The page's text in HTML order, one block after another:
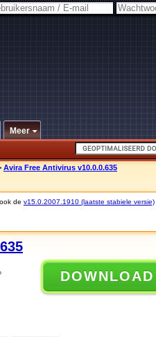
Meer
Avira Free Antivirus v10.0.0.635
de v15.0.2007.1910 (laatste stabiele versie)
DOWNLOAD